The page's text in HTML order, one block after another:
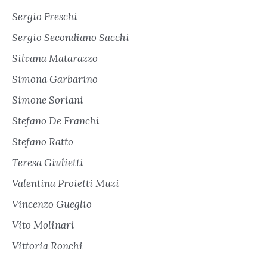
Sergio Freschi
Sergio Secondiano Sacchi
Silvana Matarazzo
Simona Garbarino
Simone Soriani
Stefano De Franchi
Stefano Ratto
Teresa Giulietti
Valentina Proietti Muzi
Vincenzo Gueglio
Vito Molinari
Vittoria Ronchi